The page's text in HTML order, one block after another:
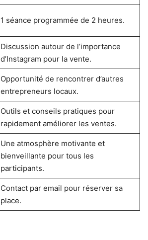
1 séance programmée de 2 heures.
Discussion autour de l’importance
d’Instagram pour la vente.
Opportunité de rencontrer d’autres
entrepreneurs locaux.
Outils et conseils pratiques pour
rapidement améliorer les ventes.
Une atmosphère motivante et
bienveillante pour tous les
participants.
Contact par email pour réserver sa
place.